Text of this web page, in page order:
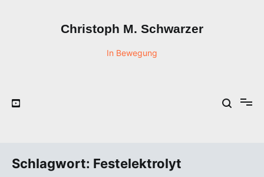
Christoph M. Schwarzer
In Bewegung
Schlagwort: Festelektrolyt